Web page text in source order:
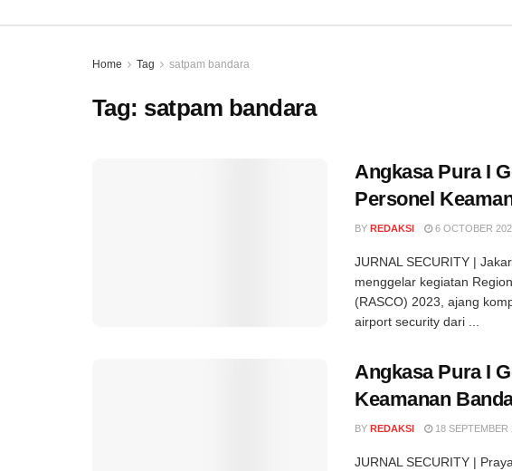
Home Tag satpam bandara
Tag: satpam bandara
Angkasa Pura I
Personel
BY REDAKSI 6 OCTOBER
JURNAL SECURITY |
menggelar kegiatan
(RASCO) 2023, ajang
airport security dari ...
Angkasa Pura I
Keamanan
BY REDAKSI 18 SEPTEMBER
JURNAL SECURITY |